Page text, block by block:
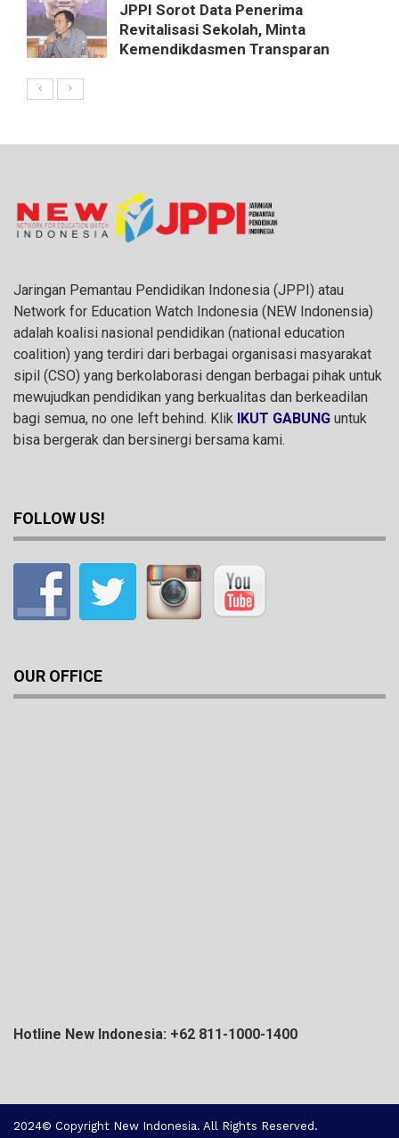
JPPI Sorot Data Penerima
Revitalisasi Sekolah, Minta
Kemendikdasmen Transparan
Jaringan Pemantau Pendidikan Indonesia (JPPI) atau
Network for Education Watch Indonesia (NEW Indonensia)
adalah koalisi nasional pendidikan (national education
coalition) yang terdiri dari berbagai organisasi masyarakat
sipil (CSO) yang berkolaborasi dengan berbagai pihak untuk
mewujudkan pendidikan yang berkualitas dan berkeadilan
bagi semua, no one left behind. Klik IKUT GABUNG untuk
bisa bergerak dan bersinergi bersama kami.
FOLLOW US!
OUR OFFICE
Hotline New Indonesia: +62 811-1000-1400
2024© Copyright New Indonesia. All Rights Reserved.